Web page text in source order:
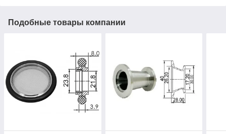
Подобные товары компании